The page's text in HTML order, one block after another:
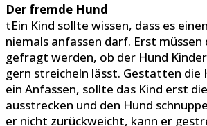
Der fremde Hund
tEin Kind sollte wissen, dass es
niemals anfassen darf. Erst
gefragt werden, ob der Hund
gern streicheln lässt. Gestatten die
ein Anfassen, sollte das Kind erst
ausstrecken und den Hund
er nicht zurückweicht, kann er